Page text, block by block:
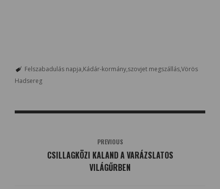
Felszabadulás napja Kádár-kormány szovjet megszállásVörös
Hadsereg
PREVIOUS
CSILLAGKÖZI KALAND A VARÁZSLATOS
VILÁGŰRBEN